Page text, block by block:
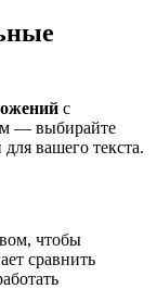
с
— выбирайте
вашего текста.
чтобы
сравнить